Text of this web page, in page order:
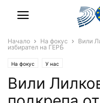
Начало На фокус
Вили
избирател на ГЕРБ
На фокус У нас
Вили